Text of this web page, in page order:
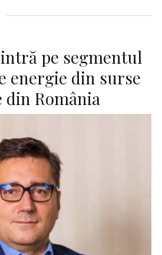
pe segmentul
energie din surse
România